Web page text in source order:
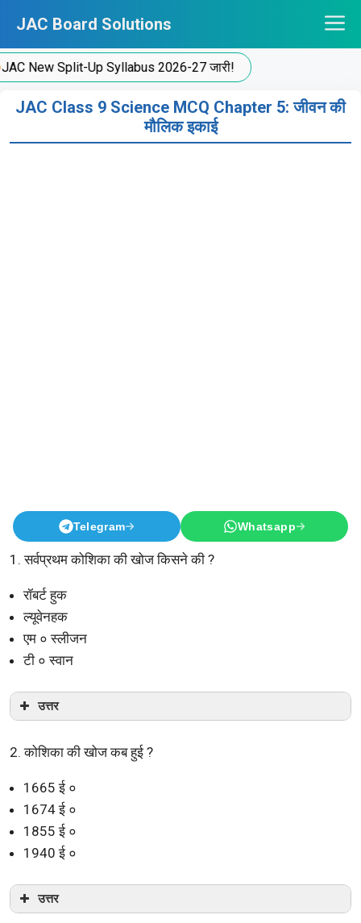
content
JAC Board Solutions
Split-Up Syllabus 2026-27 जारी!
JAC Class 9 Science MCQ Chapter 5: जीवन की
मौलिक इकाई
Telegram Whatsapp
1. सर्वप्रथम कोशिका की खोज किसने की ?
रॉबर्ट हुक
ल्यूवेनहक
एम ० स्लीजन
टी ० स्वान
उत्तर
2. कोशिका की खोज कब हुई ?
1665 ई ०
1674 ई ०
1855 ई ०
1940 ई ०
उत्तर